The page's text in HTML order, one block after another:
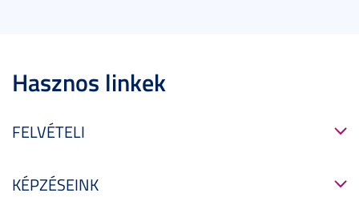
Hasznos linkek
FELVÉTELI
KÉPZÉSEINK